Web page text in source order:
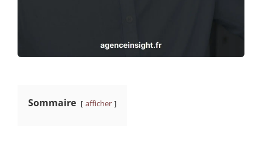
Sommaire afficher